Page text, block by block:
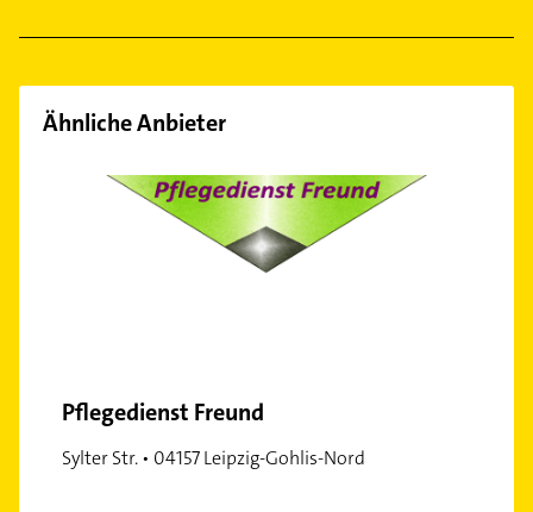
Möckern
Mölkau
Neustadt-Neuschönefeld
Seehausen
Stötteritz
Ähnliche Anbieter
Pflegedienst Freund
Sylter Str. • 04157 Leipzig-Gohlis-Nord